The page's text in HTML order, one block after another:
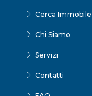
Cerca Immobile
Chi Siamo
Servizi
Contatti